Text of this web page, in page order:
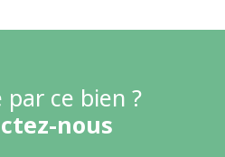
ce bien ?
nous